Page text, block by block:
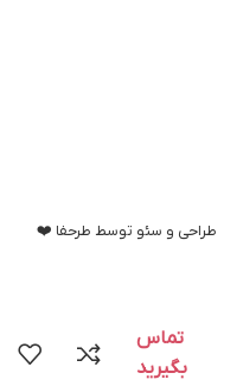
طراحی و سئو توسط طرحفا ❤️
تماس
بگیرید